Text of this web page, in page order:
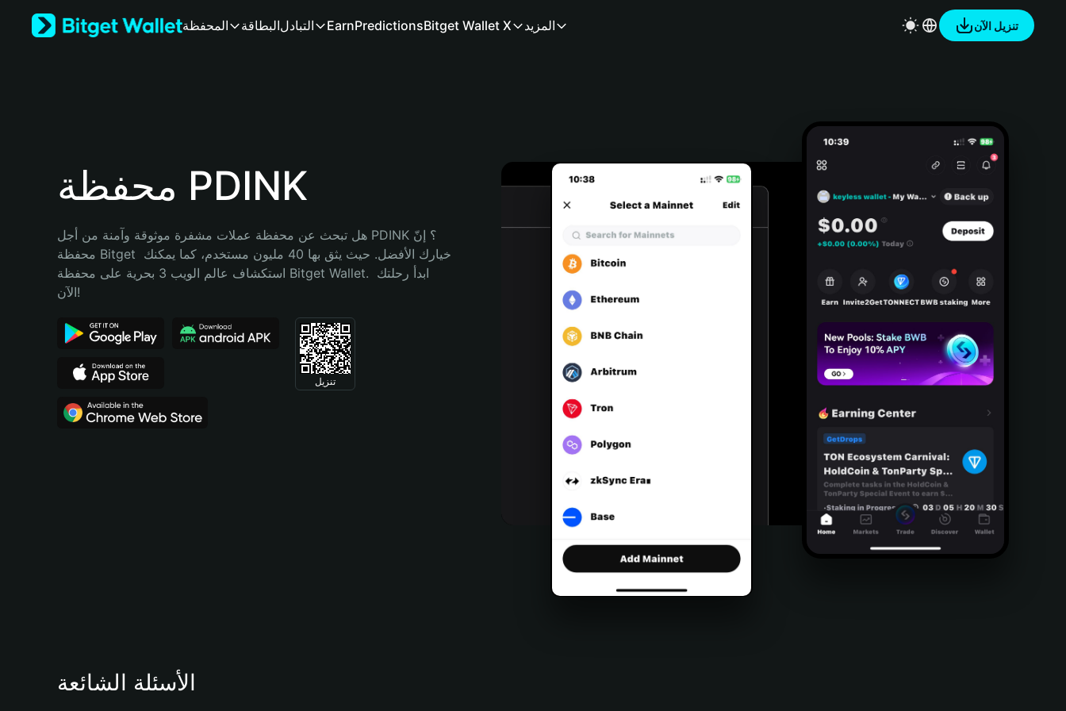
Bahasa Indonesia
Português (Brasil)
المحفظة البطاقةالتبادل EarnPredictionsBitget Wallet X المزيد تنزيل الآن
محفظة PDINK
هل تبحث عن محفظة عملات مشفرة موثوقة وآمنة من أجل PDINK؟ إنّ
محفظة Bitget خيارك الأفضل. حيث يثق بها 40 مليون مستخدم، كما يمكنك
استكشاف عالم الويب 3 بحرية على محفظة Bitget Wallet. ابدأ رحلتك
الآن!
تنزيل
الأسئلة الشائعة